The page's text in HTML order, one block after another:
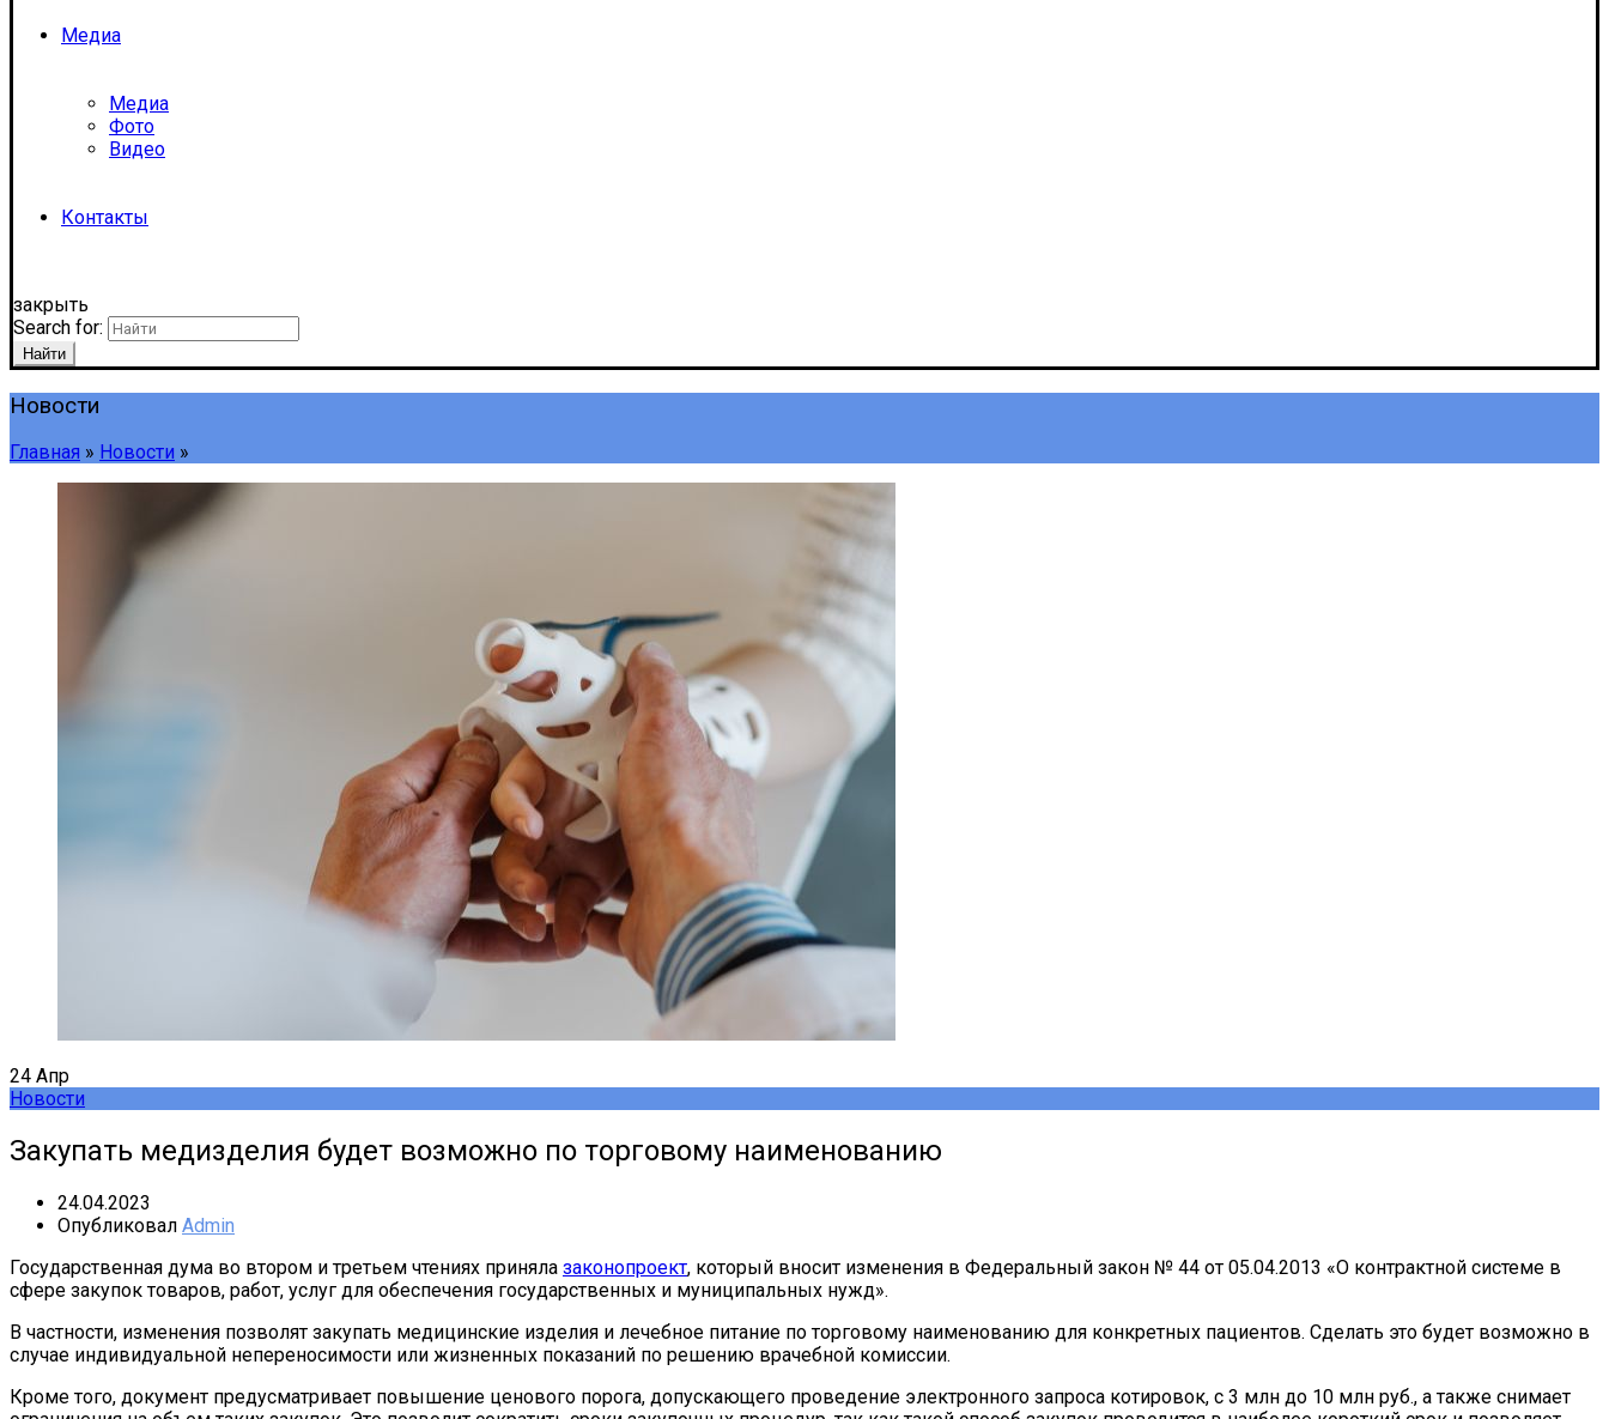
Медиа
Медиа
Фото
Видео
Контакты
закрыть
Search for:
Найти
Новости
Главная » Новости »
24 Апр
Новости
Закупать медизделия будет возможно по торговому наименованию
24.04.2023
Опубликовал Admin
Государственная дума во втором и третьем чтениях приняла законопроект, который вносит изменения в Федеральный закон № 44 от 05.04.2013 «О контрактной системе в
сфере закупок товаров, работ, услуг для обеспечения государственных и муниципальных нужд».
В частности, изменения позволят закупать медицинские изделия и лечебное питание по торговому наименованию для конкретных пациентов. Сделать это будет возможно в
случае индивидуальной непереносимости или жизненных показаний по решению врачебной комиссии.
Кроме того, документ предусматривает повышение ценового порога, допускающего проведение электронного запроса котировок, с 3 млн до 10 млн руб., а также снимает